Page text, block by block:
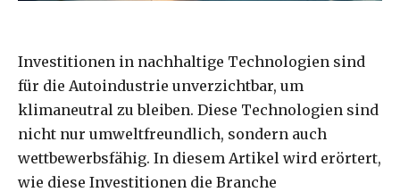
Investitionen in nachhaltige Technologien sind
für die Autoindustrie unverzichtbar, um
klimaneutral zu bleiben. Diese Technologien sind
nicht nur umweltfreundlich, sondern auch
wettbewerbsfähig. In diesem Artikel wird erörtert,
wie diese Investitionen die Branche